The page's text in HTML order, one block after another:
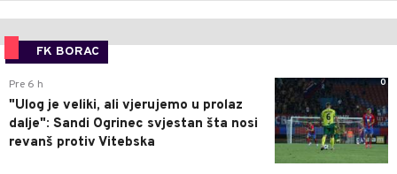
FK BORAC
0
Pre 6 h
"Ulog je veliki, ali vjerujemo u prolaz
dalje": Sandi Ogrinec svjestan šta nosi
revanš protiv Vitebska